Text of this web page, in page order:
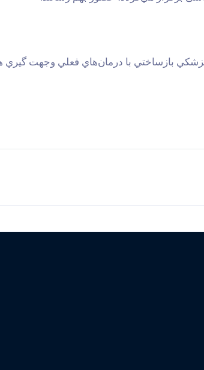
بازساختي با درمان‌هاي فعلي وجهت گير‌ي